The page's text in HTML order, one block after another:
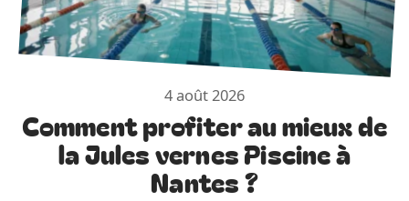
4 août 2026
Comment profiter au mieux de
la Jules vernes Piscine à
Nantes ?